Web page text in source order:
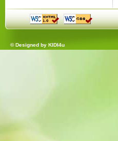
© Designed by KIDI4u